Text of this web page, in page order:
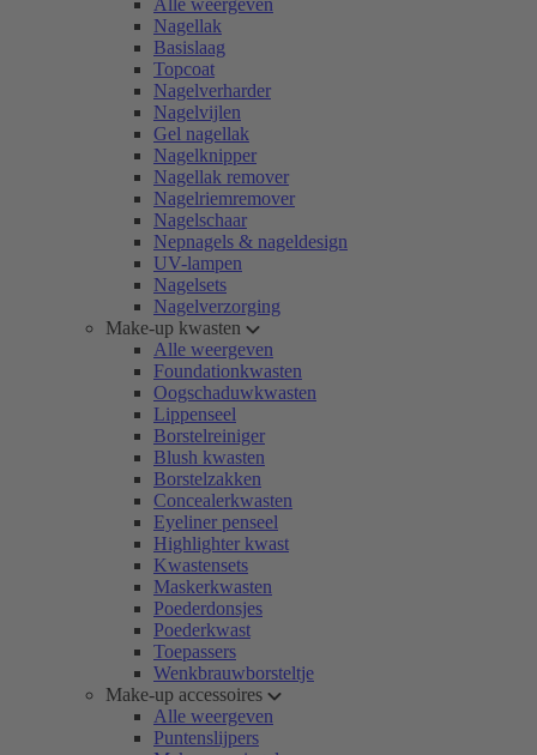
Alle weergeven
Nagellak
Basislaag
Topcoat
Nagelverharder
Nagelvijlen
Gel nagellak
Nagelknipper
Nagellak remover
Nagelriemremover
Nagelschaar
Nepnagels & nageldesign
UV-lampen
Nagelsets
Nagelverzorging
Make-up kwasten
Alle weergeven
Foundationkwasten
Oogschaduwkwasten
Lippenseel
Borstelreiniger
Blush kwasten
Borstelzakken
Concealerkwasten
Eyeliner penseel
Highlighter kwast
Kwastensets
Maskerkwasten
Poederdonsjes
Poederkwast
Toepassers
Wenkbrauwborsteltje
Make-up accessoires
Alle weergeven
Puntenslijpers